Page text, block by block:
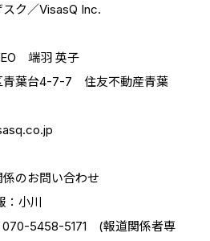
ク／VisasQ Inc.
端羽 英子
青葉台4-7-7 住友不動産青葉
のお問い合わせ
：小川
5458-5171 (報道関係者専